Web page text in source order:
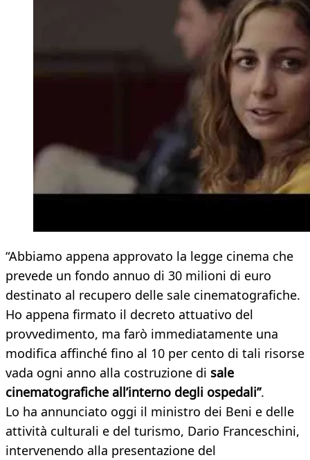
“Abbiamo appena approvato la legge cinema che
prevede un fondo annuo di 30 milioni di euro
destinato al recupero delle sale cinematografiche.
Ho appena firmato il decreto attuativo del
provvedimento, ma farò immediatamente una
modifica affinché fino al 10 per cento di tali risorse
vada ogni anno alla costruzione di sale
cinematografiche all’interno degli ospedali”.
Lo ha annunciato oggi il ministro dei Beni e delle
attività culturali e del turismo, Dario Franceschini,
intervenendo alla presentazione del